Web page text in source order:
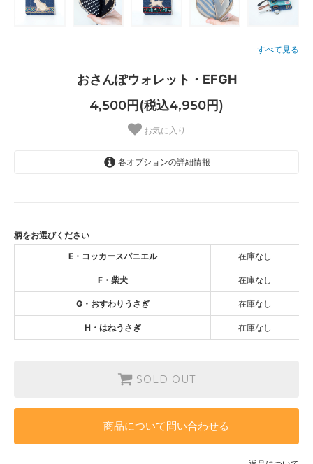
すべて見る
おさんぽウォレット・EFGH
4,500円(税込4,950円)
お気に入り
各オプションの詳細情報
SOLD OUT
H・はねうさぎ
柄をお選びください
E・コッカースパニエル
在庫なし
F・柴犬 在庫なし
G・おすわりうさぎ 在庫なし
H・はねうさぎ 在庫なし
SOLD OUT
商品について問い合わせる